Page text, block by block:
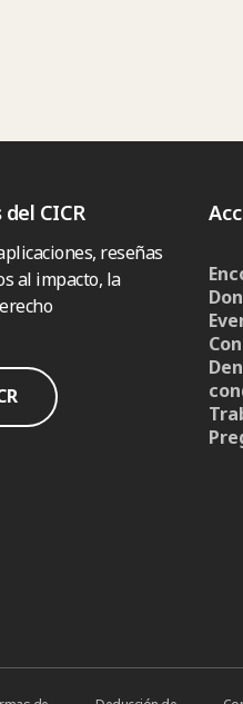
CICR
reseñas
al impacto, la